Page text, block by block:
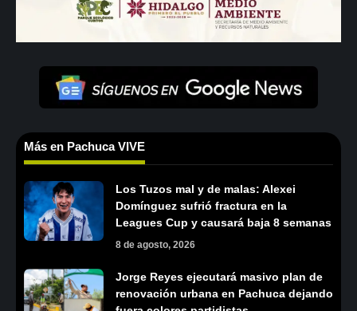
Más en Pachuca VIVE
Los Tuzos mal y de malas: Alexei
Domínguez sufrió fractura en la
Leagues Cup y causará baja 8 semanas
8 de agosto, 2026
Jorge Reyes ejecutará masivo plan de
renovación urbana en Pachuca dejando